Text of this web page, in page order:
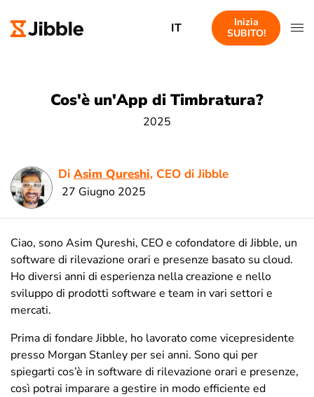
IT
Inizia
SUBITO!
Cos'è un'App di Timbratura?
2025
Di Asim Qureshi, CEO di Jibble
27 Giugno 2025
Ciao, sono Asim Qureshi, CEO e cofondatore di Jibble, un
software di rilevazione orari e presenze basato su cloud.
Ho diversi anni di esperienza nella creazione e nello
sviluppo di prodotti software e team in vari settori e
mercati.
Prima di fondare Jibble, ho lavorato come vicepresidente
presso Morgan Stanley per sei anni. Sono qui per
spiegarti cos’è in software di rilevazione orari e presenze,
così potrai imparare a gestire in modo efficiente ed